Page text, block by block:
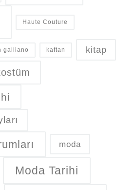
Haute Couture
galliano kaftan kitap
moda
Moda Tarihi